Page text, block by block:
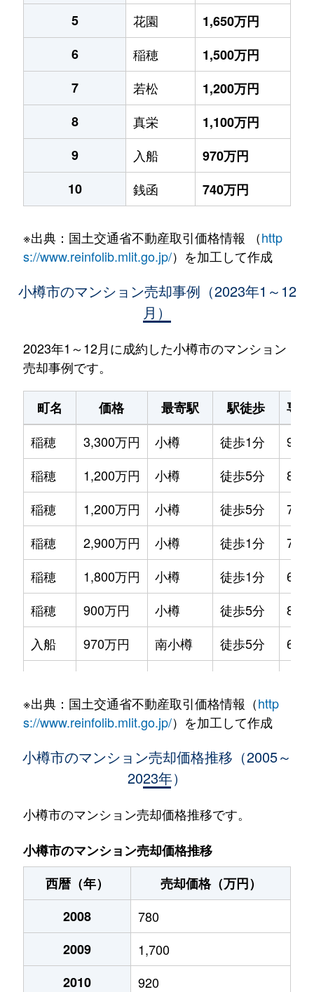
5
花園
1,650万円
6
稲穂
1,500万円
7
若松
1,200万円
8
真栄
1,100万円
9
入船
970万円
10
銭函 740万円
※出典：国土交通省不動産取引価格情報 （http
s://www.reinfolib.mlit.go.jp/）を加工して作成
小樽市のマンション売却事例（2023年1～12
月）
2023年1～12月に成約した小樽市のマンション
売却事例です。
町名 価格 最寄駅 駅徒歩
専
稲穂
3,300万円 小樽 徒歩1分
稲穂
1,200万円 小樽 徒歩5分
稲穂
1,200万円 小樽 徒歩5分
稲穂
2,900万円 小樽 徒歩1分
稲穂
1,800万円 小樽 徒歩1分
稲穂
900万円 小樽 徒歩5分
入船
970万円 南小樽 徒歩5分
桜
910万円 小樽築港 徒歩18分
300万円 朝里
住吉町
2,300万円 南小樽 徒歩2分
銭函
1,100万円 銭函
銭函
380万円 銭函 徒歩3分
280万円 銭函
1,100万円 銭函
2,900万円 小樽築港
※出典：国土交通省不動産取引価格情報（http
s://www.reinfolib.mlit.go.jp/）を加工して作成
小樽市のマンション売却価格推移（2005～
2023年）
小樽市のマンション売却価格推移です。
小樽市のマンション売却価格推移
西暦（年）
売却価格（万円）
2008
780
2009
1,700
2010
920